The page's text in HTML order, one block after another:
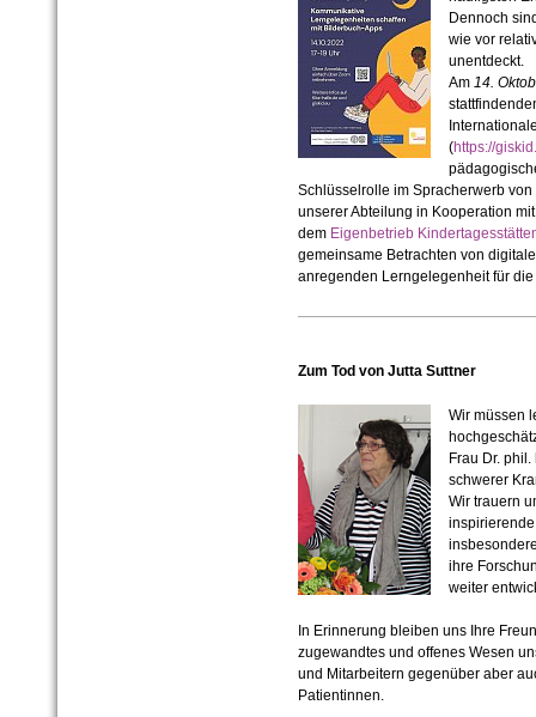
Dennoch
wie vor
unentdeckt.
Am 14.
(https://
Schlüsselrolle im Spracherwerb
unserer Abteilung in Kooperation
demEigenbetrieb
gemeinsame Betrachten von
anregenden Lerngelegenheit für
Zum Tod von Jutta Suttner
Wir müssen
Frau Dr.
schwerer
Wir trauern
ihre
weiter
In Erinnerung bleiben uns Ihre
zugewandtes und offenes Wesen
und Mitarbeitern gegenüber aber
Patientinnen.